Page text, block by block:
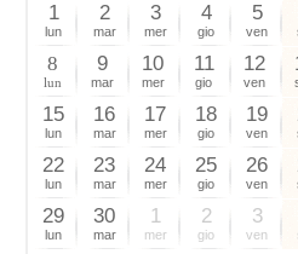
1
lun
2
mar
3
mer
4
gio
5
ven
8
lun
9
mar
10
mer
11
gio
12
ven
15
lun
16
mar
17
mer
18
gio
19
ven
22
lun
23
mar
24
mer
25
gio
26
ven
29
lun
30
mar
1
mer
2
gio
3
ven